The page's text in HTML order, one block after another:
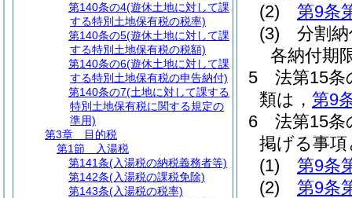
(2)
第9条
(3)
分割
各納付期
5
法第15条
類は， 第9
6
法第15
掲げる事
(1)
第9条
(2)
第9条
第140条の4(遊休土地に対して課
する特別土地保有税の税率)
第140条の5(遊休土地に対して課
する特別土地保有税の税額)
第140条の6(遊休土地に対して課
する特別土地保有税の申告納付)
第140条の7(土地に対して課する
特別土地保有税に関する規定の
準用)
第3章
目的税
第1節
入湯税
第141条(入湯税の納税義務者等)
第142条(入湯税の課税免除)
第143条(入湯税の税率)